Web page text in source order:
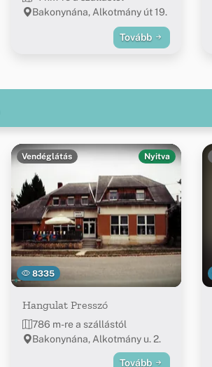
Bakonynána, Alkotmány út 19.
Tovább
8335
Vendéglátás Nyitva
Hangulat Presszó
786 m-re a szállástól
Bakonynána, Alkotmány u. 2.
Tovább